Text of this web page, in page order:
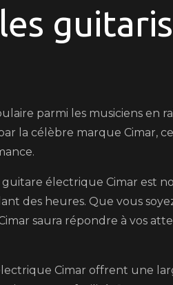
parmi les musiciens en
la célèbre marque Cimar,
électrique Cimar est
des heures. Que vous
saura répondre à vos
Cimar offrent une